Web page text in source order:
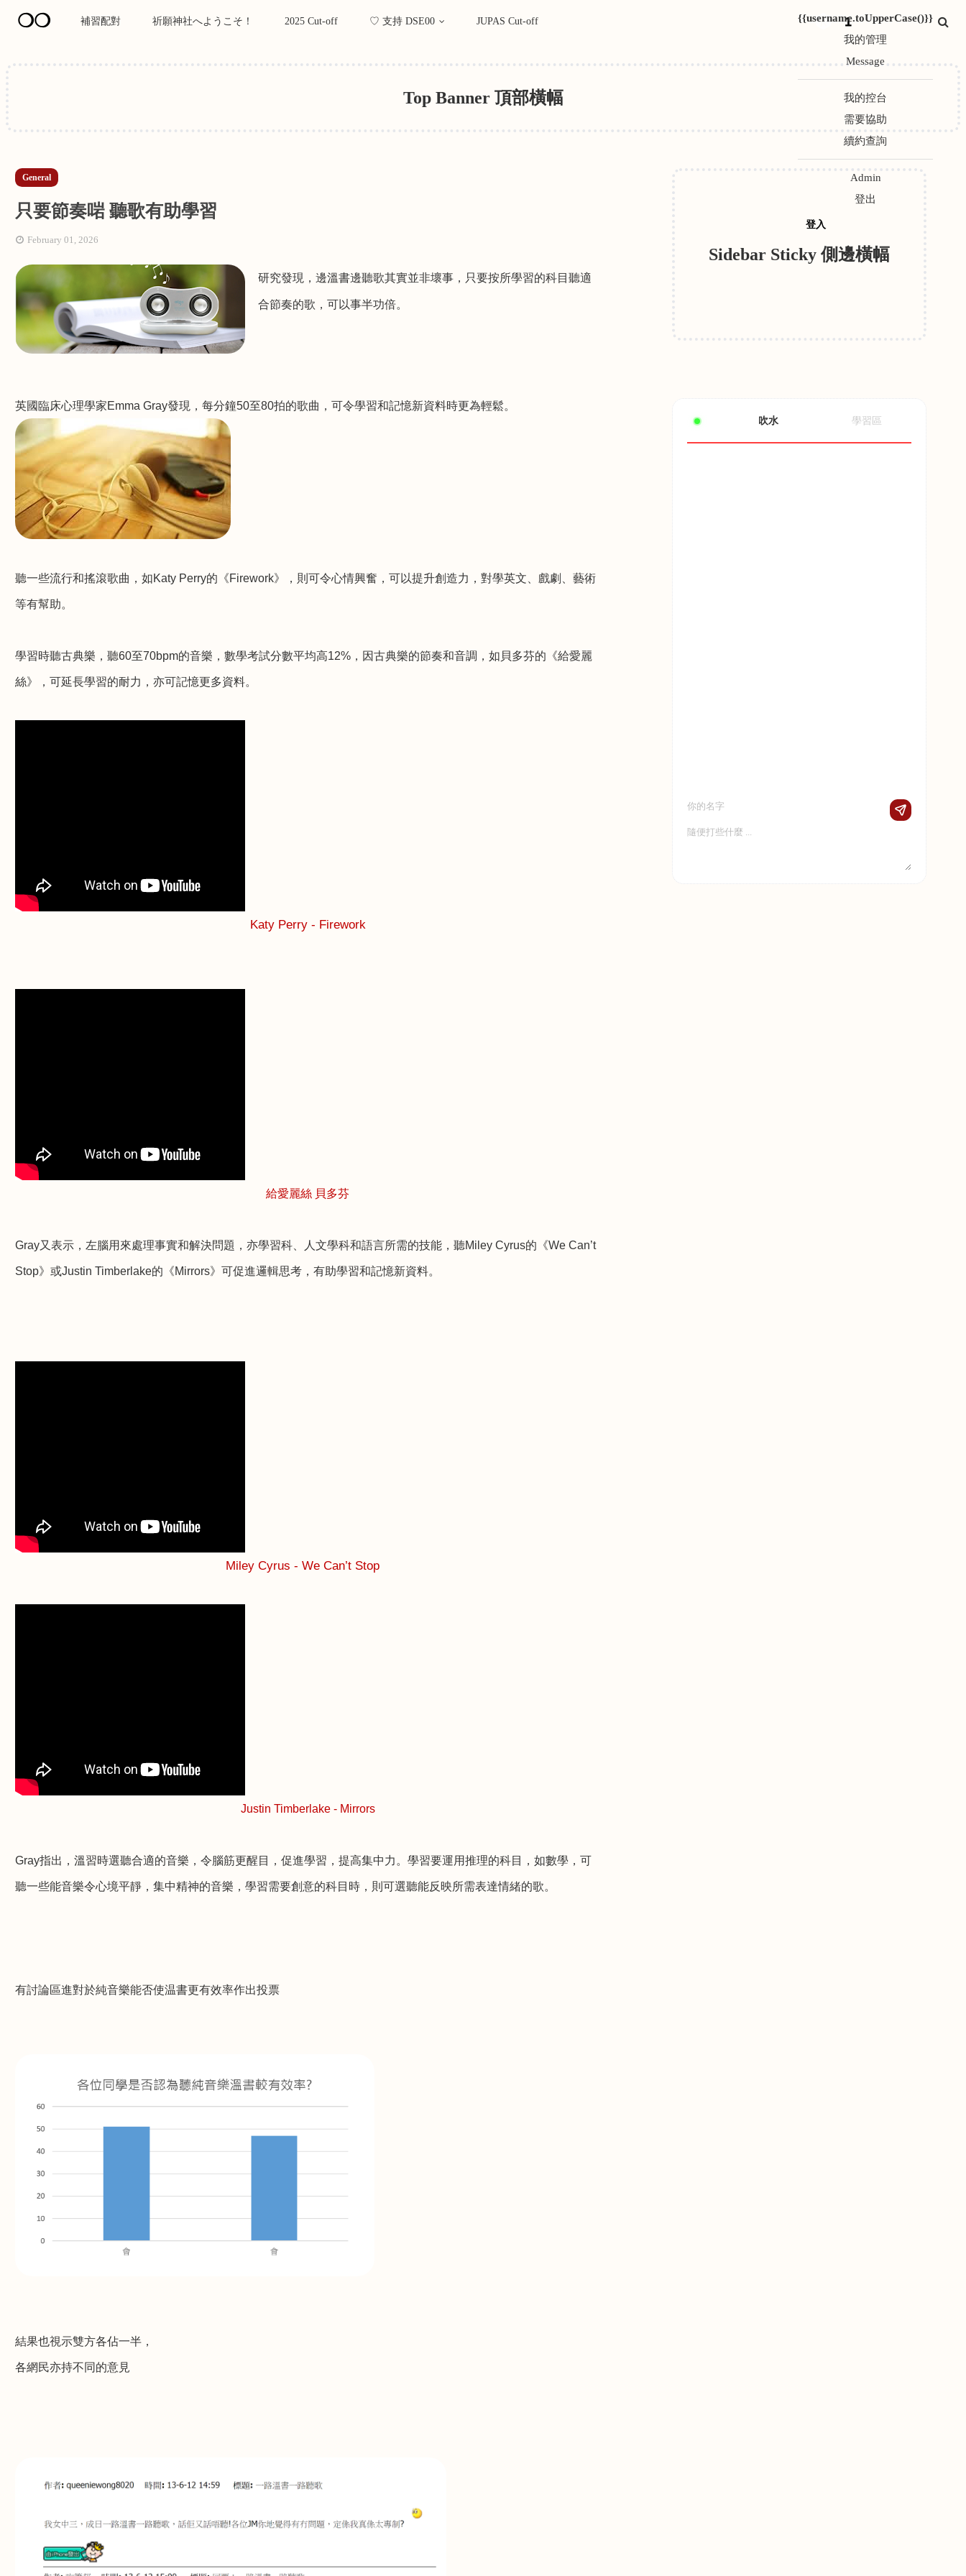
❍❍ 補習配對 祈願神社へようこそ！ 2025 Cut-off ♡ 支持 DSE00 JUPAS Cut-off
{{username.toUpperCase()}}
我的管理
Message
我的控台
需要協助
續約查詢
Admin
登出
登入
1
Top Banner 頂部橫幅
General
只要節奏啱 聽歌有助學習
February 01, 2026
研究發現，邊溫書邊聽歌其實並非壞事，只要按所學習的科目聽適
合節奏的歌，可以事半功倍。
英國臨床心理學家Emma Gray發現，每分鐘50至80拍的歌曲，可令學習和記憶新資料時更為輕鬆。
聽一些流行和搖滾歌曲，如Katy Perry的《Firework》，則可令心情興奮，可以提升創造力，對學英文、戲劇、藝術
等有幫助。
學習時聽古典樂，聽60至70bpm的音樂，數學考試分數平均高12% ，因古典樂的節奏和音調，如貝多芬的《給愛麗
絲》，可延長學習的耐力，亦可記憶更多資料。
Katy Perry - Firework
給愛麗絲 貝多芬
Gray又表示，左腦用來處理事實和解決問題，亦學習科、人文學科和語言所需的技能，聽Miley Cyrus的《We Can’t
Stop》或Justin Timberlake的《Mirrors》可促進邏輯思考，有助學習和記憶新資料。
Miley Cyrus - We Can’t Stop
Justin Timberlake - Mirrors
Gray指出，溫習時選聽合適的音樂，令腦筋更醒目，促進學習，提高集中力。學習要運用推理的科目，如數學，可
聽一些能音樂令心境平靜，集中精神的音樂，學習需要創意的科目時，則可選聽能反映所需表達情緒的歌。
有討論區進對於純音樂能否使温書更有效率作出投票
結果也視示雙方各佔一半，
各網民亦持不同的意見
Sidebar Sticky 側邊橫幅
吹水 學習區